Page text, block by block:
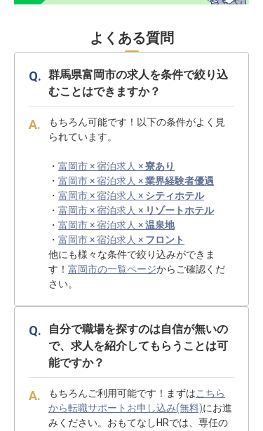
よくある質問
群馬県富岡市の求人を条件で絞り込
むことはできますか？
もちろん可能です！以下の条件がよく見
られています。
・ 富岡市 × 宿泊求人 ×寮あり
・ 富岡市 × 宿泊求人 ×業界経験者優遇
・ 富岡市 × 宿泊求人 × シティホテル
・ 富岡市 × 宿泊求人 × リゾートホテル
・ 富岡市 × 宿泊求人 ×温泉地
・ 富岡市 × 宿泊求人 × フロント
他にも様々な条件で絞り込みができま
す！ 富岡市の一覧ページからご確認くだ
さい。
自分で職場を探すのは自信が無いの
で、求人を紹介してもらうことは可
能ですか？
もちろんご利用可能です！まずはこちら
から転職サポートお申し込み(無料)にお進
みください。おもてなしHRでは、専任の